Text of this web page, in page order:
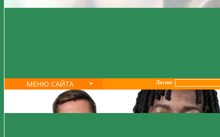
МЕНЮ САЙТА Логин: